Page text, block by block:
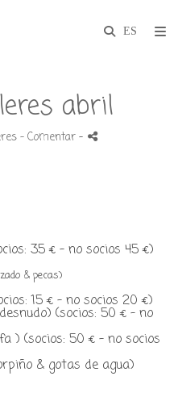
abril
- Comentar-
35 € - no socios 45 €)
& pecas)
15 € - no socios 20 €)
(socios: 50 € - no
) (socios: 50 € - no socios
& gotas de agua)